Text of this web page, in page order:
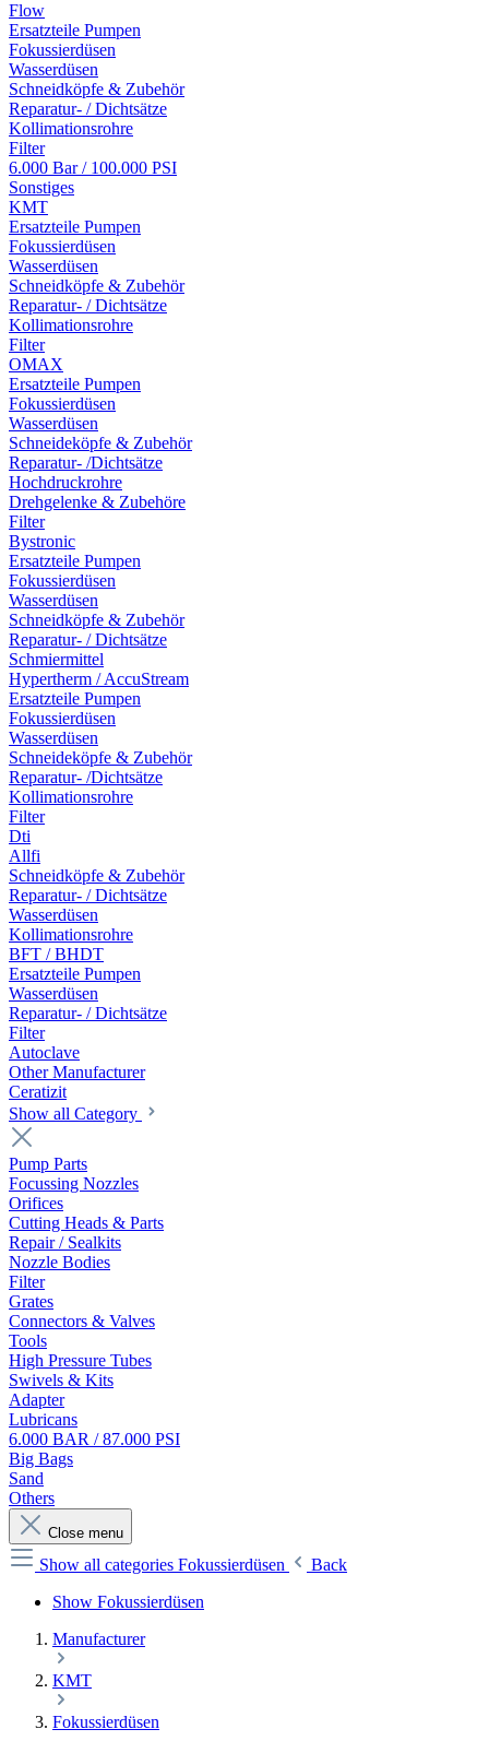
Flow
Ersatzteile Pumpen
Fokussierdüsen
Wasserdüsen
Schneidköpfe & Zubehör
Reparatur- / Dichtsätze
Kollimationsrohre
Filter
6.000 Bar / 100.000 PSI
Sonstiges
KMT
Ersatzteile Pumpen
Fokussierdüsen
Wasserdüsen
Schneidköpfe & Zubehör
Reparatur- / Dichtsätze
Kollimationsrohre
Filter
OMAX
Ersatzteile Pumpen
Fokussierdüsen
Wasserdüsen
Schneideköpfe & Zubehör
Reparatur- /Dichtsätze
Hochdruckrohre
Drehgelenke & Zubehöre
Filter
Bystronic
Ersatzteile Pumpen
Fokussierdüsen
Wasserdüsen
Schneidköpfe & Zubehör
Reparatur- / Dichtsätze
Schmiermittel
Hypertherm / AccuStream
Ersatzteile Pumpen
Fokussierdüsen
Wasserdüsen
Schneideköpfe & Zubehör
Reparatur- /Dichtsätze
Kollimationsrohre
Filter
Dti
Allfi
Schneidköpfe & Zubehör
Reparatur- / Dichtsätze
Wasserdüsen
Kollimationsrohre
BFT / BHDT
Ersatzteile Pumpen
Wasserdüsen
Reparatur- / Dichtsätze
Filter
Autoclave
Other Manufacturer
Ceratizit
Show all Category
Pump Parts
Focussing Nozzles
Orifices
Cutting Heads & Parts
Repair / Sealkits
Nozzle Bodies
Filter
Grates
Connectors & Valves
Tools
High Pressure Tubes
Swivels & Kits
Adapter
Lubricans
6.000 BAR / 87.000 PSI
Big Bags
Sand
Others
Close menu
Show all categories Fokussierdüsen
Back
Show Fokussierdüsen
Manufacturer
KMT
Fokussierdüsen